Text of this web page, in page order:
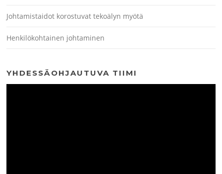
Johtamistaidot korostuvat tekoälyn myötä
Henkilökohtainen johtaminen
YHDESSÄOHJAUTUVA TIIMI